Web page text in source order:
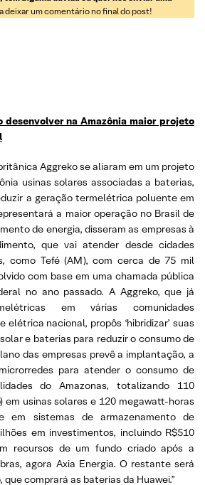
deixar um comentário no final do post!
desenvolver na Amazônia maior projeto
⁠Aggreko se aliaram em um projeto
usinas solares associadas a ⁠baterias,
a geração termelétrica poluente em
a maior operação ‌no Brasil de
de energia, disseram as empresas à
que vai atender desde cidades
como Tefé (AM), com cerca de 75 mil
com base em uma chamada pública
no ano passado. A Aggreko, que já
em várias comunidades
elétrica nacional, propôs ‘hibridizar’ suas
e baterias para reduzir o consumo de
das empresas prevê a implantação, a
para atender o consumo de
do Amazonas, totalizando 110
em usinas solares e 120 megawatt-horas
em sistemas de armazenamento de
em investimentos, incluindo R$510
recursos de um fundo ⁠criado ‌após a
agora Axia Energia. O restante será
comprará as baterias da Huawei.”